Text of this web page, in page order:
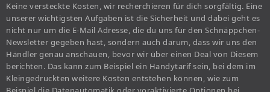
Keine versteckte Kosten, wir recherchieren für dich sorgfältig. Eine
unserer wichtigsten Aufgaben ist die Sicherheit und dabei geht es
nicht nur um die E-Mail Adresse, die du uns für den Schnäppchen-
Newsletter gegeben hast, sondern auch darum, dass wir uns den
Händler genau anschauen, bevor wir über einen Deal von Diesem
berichten. Das kann zum Beispiel ein Handytarif sein, bei dem im
Kleingedruckten weitere Kosten entstehen können, wie zum